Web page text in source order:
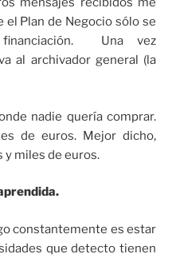
el Plan de Negocio sólo se
Una vez
al archivador general (la
nadie quería comprar.
de euros. Mejor dicho,
y miles de euros.
constantemente es estar
que detecto tienen